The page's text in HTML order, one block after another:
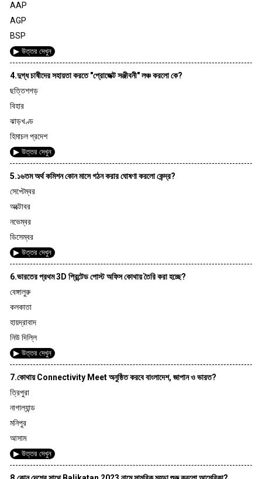
AAP
AGP
BSP
▶ উত্তর দেখুন
4.দুগ্ধ চাষীদের সহায়তা করতে "প্রোজেক্ট সঞ্জীবনী" লঞ্চ করলো কে?
ছত্তিশগড়
বিহার
ঝাড়খণ্ড
হিমাচল প্রদেশ
▶ উত্তর দেখুন
5.১৬তম অর্থ কমিশন কোন মাসে গঠন করার ঘোষণা করলো কেন্দ্র?
সেপ্টেম্বর
অক্টোবর
নভেম্বর
ডিসেম্বর
▶ উত্তর দেখুন
6.ভারতের প্রথম 3D প্রিন্টেড পোস্ট অফিস কোথায় তৈরি করা হচ্ছে?
বেঙ্গালুরু
কলকাতা
হায়দ্রাবাদ
নিউ দিল্লি
▶ উত্তর দেখুন
7.কোথায় Connectivity Meet অনুষ্ঠিত করবে বাংলাদেশ, জাপান ও ভারত?
ত্রিপুরা
নাগাল্যান্ড
মনিপুর
আসাম
▶ উত্তর দেখুন